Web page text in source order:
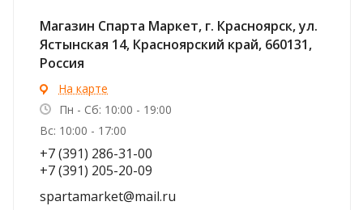
Магазин Спарта Маркет, г. Красноярск, ул.
Ястынская 14, Красноярский край, 660131,
Россия
На карте
Пн - Сб: 10:00 - 19:00
Вс: 10:00 - 17:00
+7 (391) 286-31-00
+7 (391) 205-20-09
spartamarket@mail.ru